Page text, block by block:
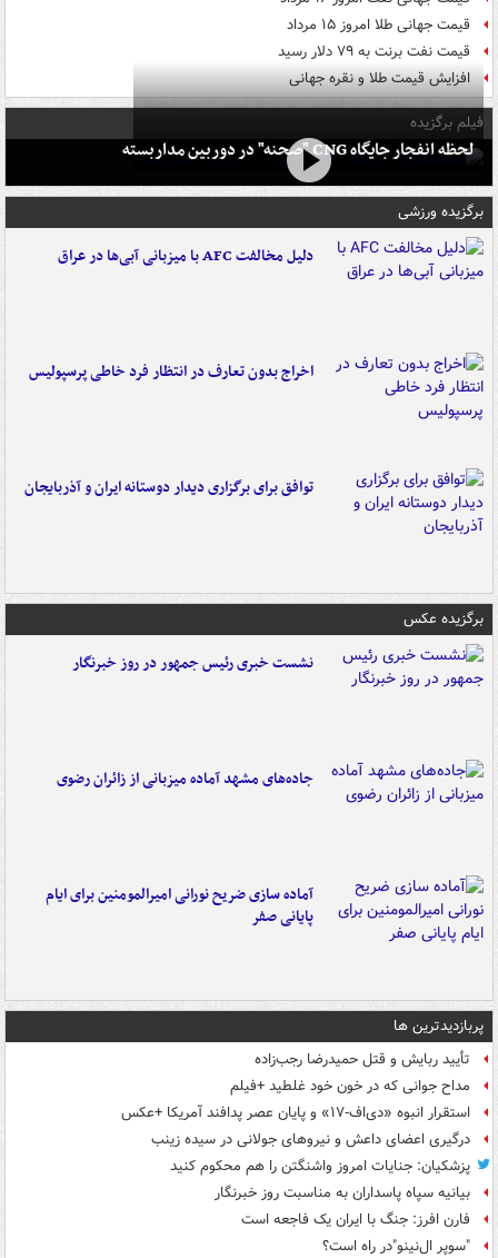
قیمت جهانی طلا امروز ۱۵ مرداد
قیمت نفت برنت به ۷۹ دلار رسید
افزایش قیمت طلا و نقره جهانی
فیلم برگزیده
لحظه انفجار جایگاه CNG "صحنه" در دوربین مداربسته
برگزیده ورزشی
دلیل مخالفت AFC با میزبانی آبی‌ها در عراق
اخراج بدون تعارف در انتظار فرد خاطی پرسپولیس
توافق برای برگزاری دیدار دوستانه ایران و آذربایجان
برگزیده عکس
نشست خبری رئیس جمهور در روز خبرنگار
جاده‌های مشهد آماده میزبانی از زائران رضوی
آماده سازی ضریح نورانی امیرالمومنین برای ایام
پایانی صفر
پربازدیدترین ها
تأیید ربایش و قتل حمیدرضا رجب‌زاده
مداح جوانی که در خون خود غلطید +فیلم
استقرار انبوه «دی‌اف‑۱۷» و پایان عصر پدافند آمریکا +عکس
درگیری اعضای داعش و نیروهای جولانی در سیده زینب
پزشکیان: جنایات امروز واشنگتن را هم محکوم کنید
بیانیه سپاه پاسداران به مناسبت روز خبرنگار
فارن افرز: جنگ با ایران یک فاجعه است
"سوپر ال‌نینو"در راه است؟